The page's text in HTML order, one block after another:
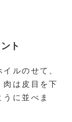
ト
ルのせて、
肉は皮目を下
に並べま